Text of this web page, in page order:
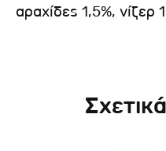
αραχίδες 1,5%, νίζερ